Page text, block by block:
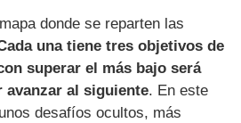
donde se reparten las
una tiene tres objetivos de
superar el más bajo será
avanzar al siguiente. En este
desafíos ocultos, más